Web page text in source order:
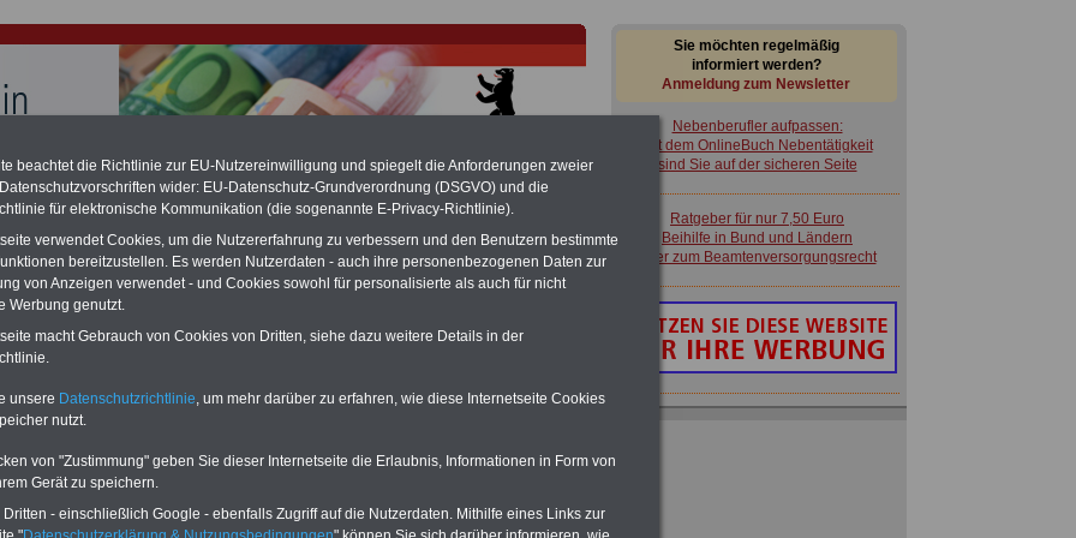
für Beamte und Ruhestandsbeamte (zu geringe Alimentation)
hat die Berliner Landesbesoldung für verfassungs-widrig
muss bisMärz 2027 eine Neuregelung der Besoldung beschließen). Auch beim
& Ruhestandsbeamte) gibt es teilweise hohe Nachzahlungen (Medienberichten
füralle (!) Beamtezwischenmind. 3.000 und 13.000 Euro, Der INFO-
hierzu eine Broschüre heraus, die unmittelbar nach dem Beschluss des
der Bundesregierung vorgelegt wird (wahrscheinlich im Quartal.2026
der Broschüre.
Beamte und den öffentlichen Dienst in Berlin:
beschlossen
mit drei Ratgebern für nur
für Beamtinnen
versorgungsrecht
sowie Beihilferecht in Bund und
PDF-SERVICE: 10 Bücher bzw. eBooks zu
DienstZum Komplettpreis von 15 Euro im Jahr
können Sie zehn Bücher als eBook
Sie möchten regelmäßig
informiert werden?
Anmeldung zum Newsletter
Nebenberufler aufpassen:
mit dem OnlineBuch Nebentätigkeit
sind Sie auf der sicheren Seite
Ratgeber für nur 7,50 Euro
Beihilfe in Bund und Ländern
oder zum Beamtenversorgungsrecht
beachtet die Richtlinie zur EU-Nutzereinwilligung und spiegelt die Anforderungen zweier
wider: EU-Datenschutz-Grundverordnung (DSGVO) und die
für elektronische Kommunikation (die sogenannte E-Privacy-Richtlinie).
verwendet Cookies, um die Nutzererfahrung zu verbessern und den Benutzern bestimmte
bereitzustellen. Es werden Nutzerdaten - auch ihre personenbezogenen Daten zur
von Anzeigen verwendet - und Cookies sowohl für personalisierte als auch für nicht
Werbung genutzt.
macht Gebrauch von Cookies von Dritten, siehe dazu weitere Details in der
unsere Datenschutzrichtlinie , um mehr darüber zu erfahren, wie diese Internetseite Cookies
nutzt.
von "Zustimmung" geben Sie dieser Internetseite die Erlaubnis, Informationen in Form von
Gerät zu speichern.
- einschließlich Google - ebenfalls Zugriff auf die Nutzerdaten. Mithilfe eines Links zur